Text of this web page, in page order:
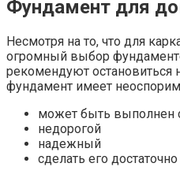
Фундамент для
Несмотря на то, что для
огромный выбор
рекомендуют остановиться
фундамент имеет
может быть выполнен
недорогой
надежный
сделать его